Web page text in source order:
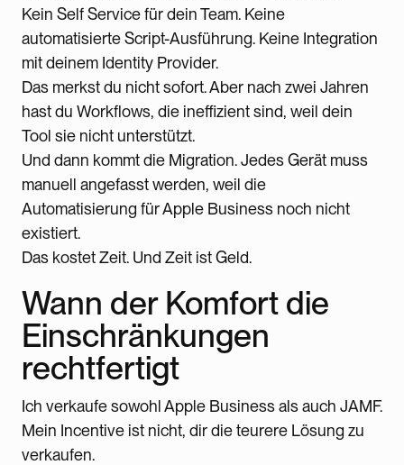
Kein Self Service für dein Team. Keine
automatisierte Script-Ausführung. Keine Integration
mit deinem Identity Provider.
Das merkst du nicht sofort. Aber nach zwei Jahren
hast du Workflows, die ineffizient sind, weil dein
Tool sie nicht unterstützt.
Und dann kommt die Migration. Jedes Gerät muss
manuell angefasst werden, weil die
Automatisierung für Apple Business noch nicht
existiert.
Das kostet Zeit. Und Zeit ist Geld.
Wann der Komfort die
Einschränkungen
rechtfertigt
Ich verkaufe sowohl Apple Business als auch JAMF.
Mein Incentive ist nicht, dir die teurere Lösung zu
verkaufen.